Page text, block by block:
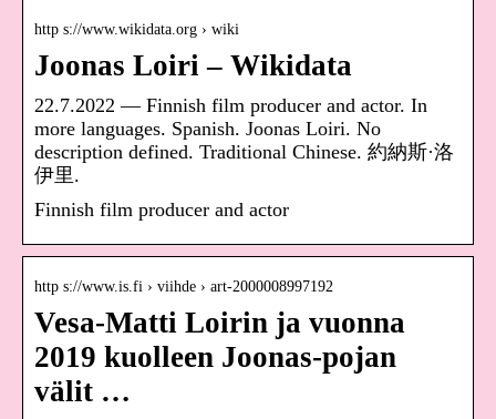
http s://www.wikidata.org › wiki
Joonas Loiri – Wikidata
22.7.2022 — Finnish film producer and actor. In
more languages. Spanish. Joonas Loiri. No
description defined. Traditional Chinese. 約納斯·洛
伊里.
Finnish film producer and actor
http s://www.is.fi › viihde › art-2000008997192
Vesa-Matti Loirin ja vuonna
2019 kuolleen Joonas-pojan
välit …